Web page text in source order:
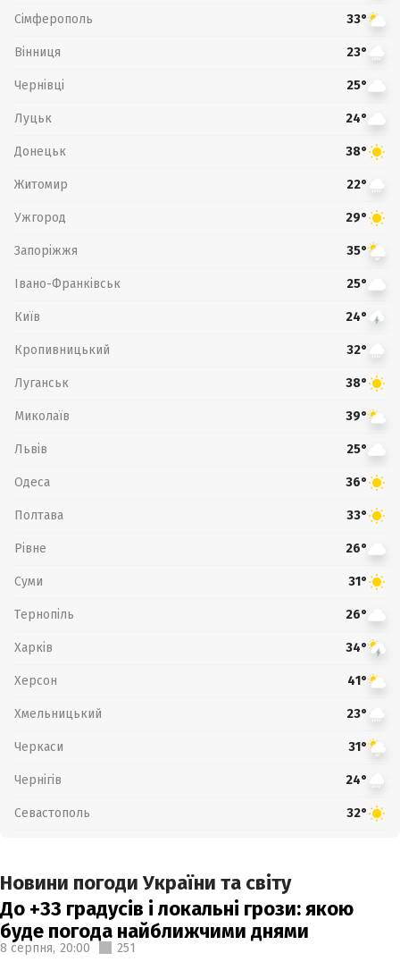
Сімферополь 33°
Вінниця 23°
Чернівці 25°
Луцьк 24°
Донецьк 38°
Житомир 22°
Ужгород 29°
Запоріжжя 35°
Івано-Франківськ 25°
Київ 24°
Кропивницький 32°
Луганськ 38°
Миколаїв 39°
Львів 25°
Одеса 36°
Полтава 33°
Рівне 26°
Суми 31°
Тернопіль 26°
Харків 34°
Херсон 41°
Хмельницький 23°
Черкаси 31°
Чернігів 24°
Севастополь 32°
Новини погоди України та світу
До +33 градусів і локальні грози: якою
буде погода найближчими днями
8 серпня, 20:00 251